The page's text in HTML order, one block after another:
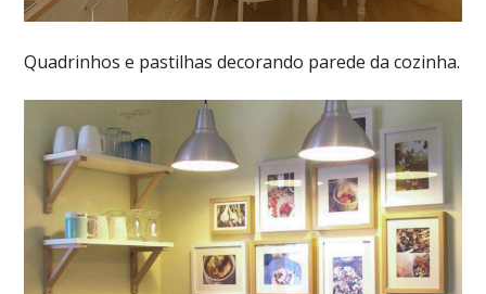
Quadrinhos e pastilhas decorando parede da cozinha.